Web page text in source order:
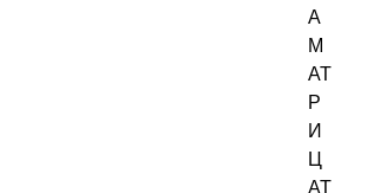
А
М
АТ
Р
И
Ц
АТ